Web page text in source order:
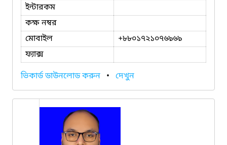
ইন্টারকম
কক্ষ নম্বর
মোবাইল
+৮৮০১৭২১০৭৬৯৬৯
ফ্যাক্স
ভিকার্ড ডাউনলোড করুন • দেখুন